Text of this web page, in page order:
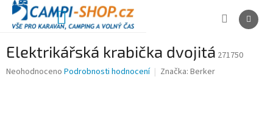
Přejít
obsah
NÁKUPNÍ
Elektrikářská krabička dvojitá 271750
Průměrné
Neohodnoceno Podrobnosti hodnocení Značka: Berker